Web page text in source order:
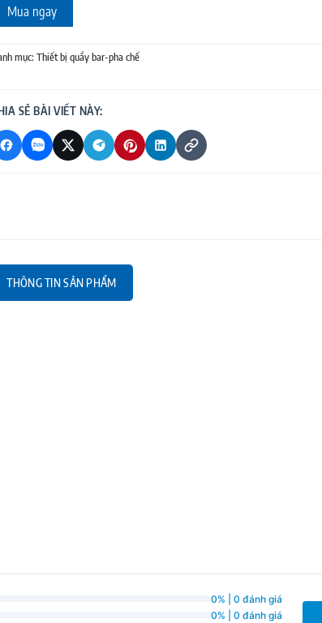
Mua ngay
mục:Thiết bị quầy bar-pha chế
SẺ BÀI VIẾT NÀY:
THÔNG TIN SẢN PHẨM
0% | 0 đánh giá
0% | 0 đánh giá